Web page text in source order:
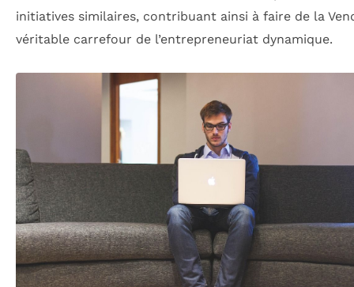
initiatives similaires, contribuant ainsi à faire de la
véritable carrefour de l’entrepreneuriat dynamique.